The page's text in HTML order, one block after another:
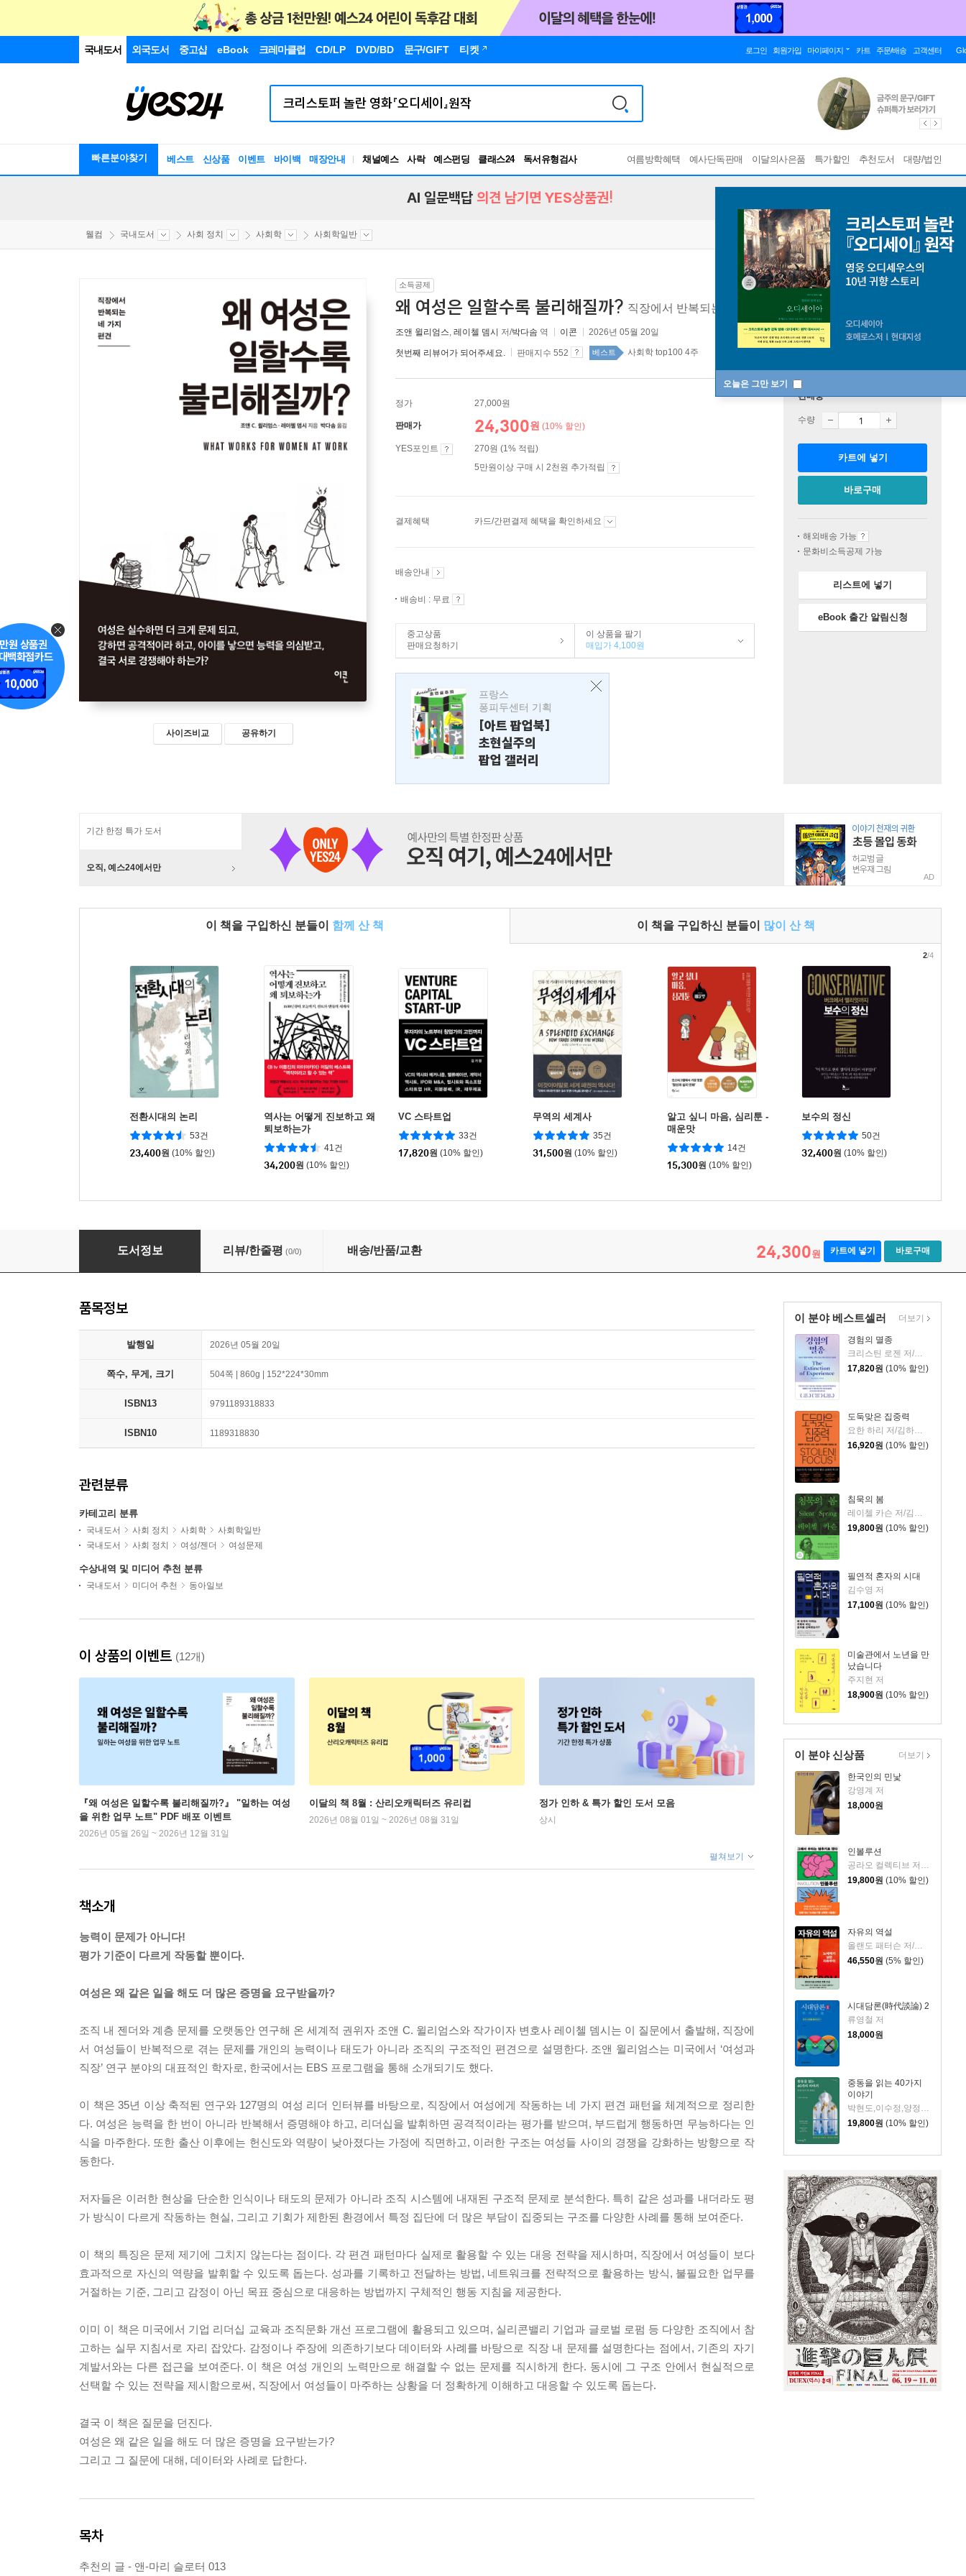
국내도서 외국도서 중고샵 eBook 크레마클럽 CD/LP DVD/BD 문구/GIFT 티켓 로그인 회원가입 마이페이지 카트 주문/배송 고객센터
빠른분야찾기 베스트 신상품 이벤트 바이백 매장안내 채널예스 사락 예스펀딩 클래스24
독서유형검사
RBTI Lab
여름방학혜택 예사단독판매 이달의사은품 특가할인 추천도서 대량/법인
오늘은 그만 보기
AI 일문백답 의견 남기면 YES상품권!
웰컴 국내도서 사회 정치 사회학 사회학일반
사이즈비교 공유하기
소득공제
왜 여성은 일할수록 불리해질까? 직장에서 반복되는 네 가지 편견
조앤 윌리엄스, 레이첼 뎀시 저/박다솜 역 이콘 2026년 05월 20일
첫번째 리뷰어가 되어주세요. 판매지수 552 베스트 사회학 top100 4주
정가 27,000원
판매가 24,300원 (10% 할인)
YES포인트
270원 (1% 적립)
5만원이상 구매 시 2천원 추가적립
결제혜택 카드/간편결제 혜택을 확인하세요
배송안내
배송비 : 무료
중고상품
판매요청하기
이 상품을 팔기
매입가 4,100원
프랑스
퐁피두센터 기획
[아트 팝업북]
초현실주의
팝업 갤러리
판매중
수량
카트에 넣기
바로구매
해외배송 가능
문화비소득공제 가능
리스트에 넣기
eBook 출간 알림신청
기간 한정 특가 도서
오직, 예스24에서만
AD
이 책을 구입하신 분들이 함께 산 책 이 책을 구입하신 분들이 많이 산 책
전환시대의 논리
53건
23,400원 (10% 할인)
역사는 어떻게 진보하고 왜
퇴보하는가
41건
34,200원 (10% 할인)
VC 스타트업
33건
17,820원 (10% 할인)
무역의 세계사
35건
31,500원 (10% 할인)
알고 싶니 마음, 심리툰 -
매운맛
14건
15,300원 (10% 할인)
보수의 정신
50건
32,400원 (10% 할인)
2/4
왜 여성은 일할수록 불리해질까?
도서정보 리뷰/한줄평 (0/0) 배송/반품/교환 24,300원 카트에 넣기 바로구매
이 분야 베스트셀러
경험의 멸종
크리스틴 로젠 저/이영래 역
17,820원 (10% 할인)
도둑맞은 집중력
요한 하리 저/김하현 역
16,920원 (10% 할인)
침묵의 봄
레이첼 카슨 저/김은령 역/홍욱희 감수
19,800원 (10% 할인)
필연적 혼자의 시대
김수영 저
17,100원 (10% 할인)
미술관에서 노년을 만
났습니다
주지현 저
18,900원 (10% 할인)
더보기
이 분야 신상품
한국인의 민낯
강영계 저
18,000원
인볼루션
공라오 컬렉티브 저/홍명교 역
19,800원 (10% 할인)
자유의 역설
올랜도 패터슨 저/김혁 역
46,550원 (5% 할인)
시대담론(時代談論) 2
류영철 저
18,000원
중동을 읽는 40가지
이야기
박현도,이수정,양정아 저
19,800원 (10% 할인)
더보기
품목정보
발행일 2026년 05월 20일
쪽수, 무게, 크기 504쪽 | 860g | 152*224*30mm
ISBN13 9791189318833
ISBN10 1189318830
관련분류
카테고리 분류
국내도서 사회 정치 사회학
사회학일반
국내도서
사회 정치 여성/젠더 여성문제
수상내역 및 미디어 추천 분류
국내도서 미디어 추천 동아일보
이 상품의 이벤트 (12개)
『왜 여성은 일할수록 불리해질까?』 "일하는 여성
을 위한 업무 노트" PDF 배포 이벤트
2026년 05월 26일 ~ 2026년 12월 31일
이달의 책 8월 : 산리오캐릭터즈 유리컵
2026년 08월 01일 ~ 2026년 08월 31일
정가 인하 & 특가 할인 도서 모음
상시
펼쳐보기
책소개
능력이 문제가 아니다!
평가 기준이 다르게 작동할 뿐이다.
여성은 왜 같은 일을 해도 더 많은 증명을 요구받을까?
조직 내 젠더와 계층 문제를 오랫동안 연구해 온 세계적 권위자 조앤 C. 윌리엄스와 작가이자 변호사 레이첼 뎀시는 이 질문에서 출발해, 직장에
서 여성들이 반복적으로 겪는 문제를 개인의 능력이나 태도가 아니라 조직의 구조적인 편견으로 설명한다. 조앤 윌리엄스는 미국에서 ‘여성과
직장’ 연구 분야의 대표적인 학자로, 한국에서는 EBS 프로그램을 통해 소개되기도 했다.
이 책은 35년 이상 축적된 연구와 127명의 여성 리더 인터뷰를 바탕으로, 직장에서 여성에게 작동하는 네 가지 편견 패턴을 체계적으로 정리한
다. 여성은 능력을 한 번이 아니라 반복해서 증명해야 하고, 리더십을 발휘하면 공격적이라는 평가를 받으며, 부드럽게 행동하면 무능하다는 인
식을 마주한다. 또한 출산 이후에는 헌신도와 역량이 낮아졌다는 가정에 직면하고, 이러한 구조는 여성들 사이의 경쟁을 강화하는 방향으로 작
동한다.
저자들은 이러한 현상을 단순한 인식이나 태도의 문제가 아니라 조직 시스템에 내재된 구조적 문제로 분석한다. 특히 같은 성과를 내더라도 평
가 방식이 다르게 작동하는 현실, 그리고 기회가 제한된 환경에서 특정 집단에 더 많은 부담이 집중되는 구조를 다양한 사례를 통해 보여준다.
이 책의 특징은 문제 제기에 그치지 않는다는 점이다. 각 편견 패턴마다 실제로 활용할 수 있는 대응 전략을 제시하며, 직장에서 여성들이 보다
효과적으로 자신의 역량을 발휘할 수 있도록 돕는다. 성과를 기록하고 전달하는 방법, 네트워크를 전략적으로 활용하는 방식, 불필요한 업무를
거절하는 기준, 그리고 감정이 아닌 목표 중심으로 대응하는 방법까지 구체적인 행동 지침을 제공한다.
이미 이 책은 미국에서 기업 리더십 교육과 조직문화 개선 프로그램에 활용되고 있으며, 실리콘밸리 기업과 글로벌 로펌 등 다양한 조직에서 참
고하는 실무 지침서로 자리 잡았다. 감정이나 주장에 의존하기보다 데이터와 사례를 바탕으로 직장 내 문제를 설명한다는 점에서, 기존의 자기
계발서와는 다른 접근을 보여준다. 이 책은 여성 개인의 노력만으로 해결할 수 없는 문제를 직시하게 한다. 동시에 그 구조 안에서 현실적으로
선택할 수 있는 전략을 제시함으로써, 직장에서 여성들이 마주하는 상황을 더 정확하게 이해하고 대응할 수 있도록 돕는다.
결국 이 책은 질문을 던진다.
여성은 왜 같은 일을 해도 더 많은 증명을 요구받는가?
그리고 그 질문에 대해, 데이터와 사례로 답한다.
목차
추천의 글 - 앤-마리 슬로터 013